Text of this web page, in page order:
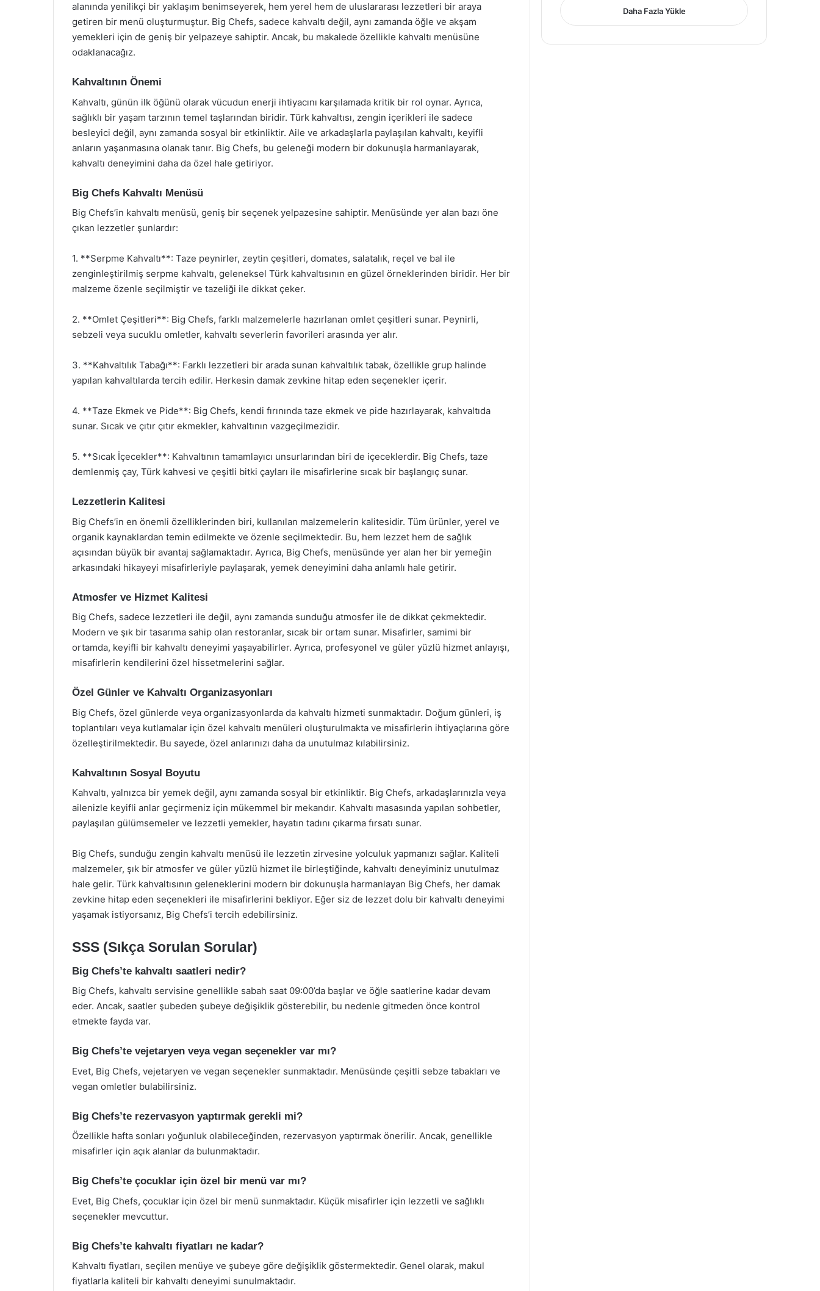
alanında yenilikçi bir yaklaşım benimseyerek, hem yerel hem de uluslararası lezzetleri bir araya
getiren bir menü oluşturmuştur. Big Chefs, sadece kahvaltı değil, aynı zamanda öğle ve akşam
yemekleri için de geniş bir yelpazeye sahiptir. Ancak, bu makalede özellikle kahvaltı menüsüne
odaklanacağız.
Kahvaltının Önemi
Kahvaltı, günün ilk öğünü olarak vücudun enerji ihtiyacını karşılamada kritik bir rol oynar. Ayrıca,
sağlıklı bir yaşam tarzının temel taşlarından biridir. Türk kahvaltısı, zengin içerikleri ile sadece
besleyici değil, aynı zamanda sosyal bir etkinliktir. Aile ve arkadaşlarla paylaşılan kahvaltı, keyifli
anların yaşanmasına olanak tanır. Big Chefs, bu geleneği modern bir dokunuşla harmanlayarak,
kahvaltı deneyimini daha da özel hale getiriyor.
Big Chefs Kahvaltı Menüsü
Big Chefs’in kahvaltı menüsü, geniş bir seçenek yelpazesine sahiptir. Menüsünde yer alan bazı öne
çıkan lezzetler şunlardır:
1. **Serpme Kahvaltı**: Taze peynirler, zeytin çeşitleri, domates, salatalık, reçel ve bal ile
zenginleştirilmiş serpme kahvaltı, geleneksel Türk kahvaltısının en güzel örneklerinden biridir. Her bir
malzeme özenle seçilmiştir ve tazeliği ile dikkat çeker.
2. **Omlet Çeşitleri**: Big Chefs, farklı malzemelerle hazırlanan omlet çeşitleri sunar. Peynirli,
sebzeli veya sucuklu omletler, kahvaltı severlerin favorileri arasında yer alır.
3. **Kahvaltılık Tabağı**: Farklı lezzetleri bir arada sunan kahvaltılık tabak, özellikle grup halinde
yapılan kahvaltılarda tercih edilir. Herkesin damak zevkine hitap eden seçenekler içerir.
4. **Taze Ekmek ve Pide**: Big Chefs, kendi fırınında taze ekmek ve pide hazırlayarak, kahvaltıda
sunar. Sıcak ve çıtır çıtır ekmekler, kahvaltının vazgeçilmezidir.
5. **Sıcak İçecekler**: Kahvaltının tamamlayıcı unsurlarından biri de içeceklerdir. Big Chefs, taze
demlenmiş çay, Türk kahvesi ve çeşitli bitki çayları ile misafirlerine sıcak bir başlangıç sunar.
Lezzetlerin Kalitesi
Big Chefs’in en önemli özelliklerinden biri, kullanılan malzemelerin kalitesidir. Tüm ürünler, yerel ve
organik kaynaklardan temin edilmekte ve özenle seçilmektedir. Bu, hem lezzet hem de sağlık
açısından büyük bir avantaj sağlamaktadır. Ayrıca, Big Chefs, menüsünde yer alan her bir yemeğin
arkasındaki hikayeyi misafirleriyle paylaşarak, yemek deneyimini daha anlamlı hale getirir.
Atmosfer ve Hizmet Kalitesi
Big Chefs, sadece lezzetleri ile değil, aynı zamanda sunduğu atmosfer ile de dikkat çekmektedir.
Modern ve şık bir tasarıma sahip olan restoranlar, sıcak bir ortam sunar. Misafirler, samimi bir
ortamda, keyifli bir kahvaltı deneyimi yaşayabilirler. Ayrıca, profesyonel ve güler yüzlü hizmet anlayışı,
misafirlerin kendilerini özel hissetmelerini sağlar.
Özel Günler ve Kahvaltı Organizasyonları
Big Chefs, özel günlerde veya organizasyonlarda da kahvaltı hizmeti sunmaktadır. Doğum günleri, iş
toplantıları veya kutlamalar için özel kahvaltı menüleri oluşturulmakta ve misafirlerin ihtiyaçlarına göre
özelleştirilmektedir. Bu sayede, özel anlarınızı daha da unutulmaz kılabilirsiniz.
Kahvaltının Sosyal Boyutu
Kahvaltı, yalnızca bir yemek değil, aynı zamanda sosyal bir etkinliktir. Big Chefs, arkadaşlarınızla veya
ailenizle keyifli anlar geçirmeniz için mükemmel bir mekandır. Kahvaltı masasında yapılan sohbetler,
paylaşılan gülümsemeler ve lezzetli yemekler, hayatın tadını çıkarma fırsatı sunar.
Big Chefs, sunduğu zengin kahvaltı menüsü ile lezzetin zirvesine yolculuk yapmanızı sağlar. Kaliteli
malzemeler, şık bir atmosfer ve güler yüzlü hizmet ile birleştiğinde, kahvaltı deneyiminiz unutulmaz
hale gelir. Türk kahvaltısının geleneklerini modern bir dokunuşla harmanlayan Big Chefs, her damak
zevkine hitap eden seçenekleri ile misafirlerini bekliyor. Eğer siz de lezzet dolu bir kahvaltı deneyimi
yaşamak istiyorsanız, Big Chefs’i tercih edebilirsiniz.
SSS (Sıkça Sorulan Sorular)
Big Chefs’te kahvaltı saatleri nedir?
Big Chefs, kahvaltı servisine genellikle sabah saat 09:00’da başlar ve öğle saatlerine kadar devam
eder. Ancak, saatler şubeden şubeye değişiklik gösterebilir, bu nedenle gitmeden önce kontrol
etmekte fayda var.
Big Chefs’te vejetaryen veya vegan seçenekler var mı?
Evet, Big Chefs, vejetaryen ve vegan seçenekler sunmaktadır. Menüsünde çeşitli sebze tabakları ve
vegan omletler bulabilirsiniz.
Big Chefs’te rezervasyon yaptırmak gerekli mi?
Özellikle hafta sonları yoğunluk olabileceğinden, rezervasyon yaptırmak önerilir. Ancak, genellikle
misafirler için açık alanlar da bulunmaktadır.
Big Chefs’te çocuklar için özel bir menü var mı?
Evet, Big Chefs, çocuklar için özel bir menü sunmaktadır. Küçük misafirler için lezzetli ve sağlıklı
seçenekler mevcuttur.
Big Chefs’te kahvaltı fiyatları ne kadar?
Kahvaltı fiyatları, seçilen menüye ve şubeye göre değişiklik göstermektedir. Genel olarak, makul
fiyatlarla kaliteli bir kahvaltı deneyimi sunulmaktadır.
Daha Fazla Yükle